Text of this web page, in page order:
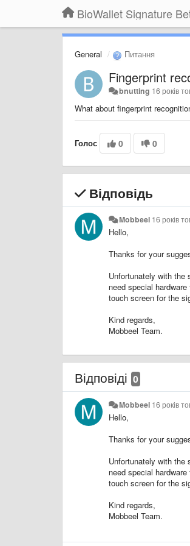
BioWallet Signature
General Питання
Fingerprint
bnutting 16 років
What about fingerprint
Голос 0 0
Відповідь
Mobbeel 16 років
Hello,
Thanks for your
Unfortunately with the
need special
touch screen for the
Kind regards,
Mobbeel Team.
Відповіді 0
Mobbeel 16 років
Hello,
Thanks for your
Unfortunately with the
need special
touch screen for the
Kind regards,
Mobbeel Team.